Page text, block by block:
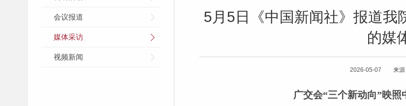
会议报道
媒体采访
视频新闻
5月5日《中国新闻社》报道我
的媒
2026-05-07 来源
广交会“三个新动向”映